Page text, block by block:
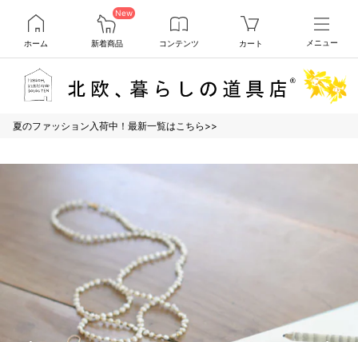
ホーム
New
新着商品 コンテンツ カート メニュー
夏のファッション入荷中！最新一覧はこちら>>